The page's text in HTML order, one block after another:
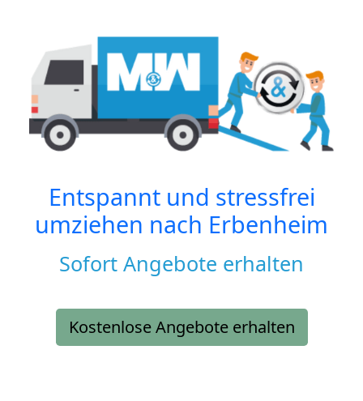
Entspannt und stressfrei
umziehen nach Erbenheim
Sofort Angebote erhalten
Kostenlose Angebote erhalten